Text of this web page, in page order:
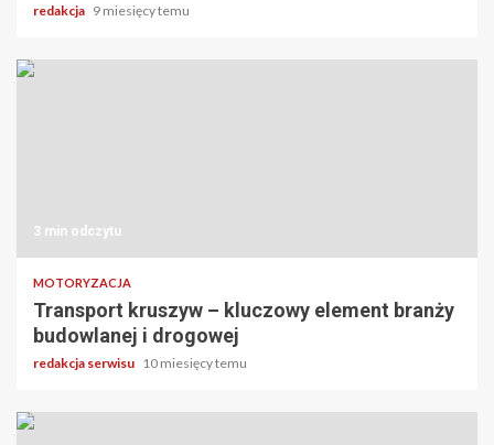
redakcja 9 miesięcy temu
3 min odczytu
MOTORYZACJA
Transport kruszyw – kluczowy element branży
budowlanej i drogowej
redakcja serwisu 10 miesięcy temu